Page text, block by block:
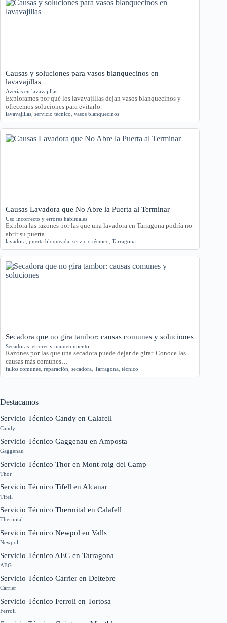
Causas y soluciones para vasos blanquecinos en
lavavajillas
Averías en lavavajillas
Exploramos por qué los lavavajillas dejan vasos blanquecinos y
ofrecemos soluciones para evitarlo.
lavavajillas servicio técnico vasos blanquecinos
Causas Lavadora que No Abre la Puerta al Terminar
Uso incorrecto y errores habituales
Explora las razones por las que una lavadora en Tarragona podría no
abrir su puerta…
lavadora puerta bloqueada servicio técnico Tarragona
Secadora que no gira tambor: causas comunes y soluciones
Secadoras: errores y mantenimiento
Razones por las que una secadora puede dejar de girar. Conoce las
causas más comunes…
fallos comunes reparación secadora Tarragona técnico
Destacamos
Servicio Técnico Candy en Calafell
Candy
Servicio Técnico Gaggenau en Amposta
Gaggenau
Servicio Técnico Thor en Mont-roig del Camp
Thor
Servicio Técnico Tifell en Alcanar
Tifell
Servicio Técnico Thermital en Calafell
Thermital
Servicio Técnico Newpol en Valls
Newpol
Servicio Técnico AEG en Tarragona
AEG
Servicio Técnico Carrier en Deltebre
Carrier
Servicio Técnico Ferroli en Tortosa
Ferroli